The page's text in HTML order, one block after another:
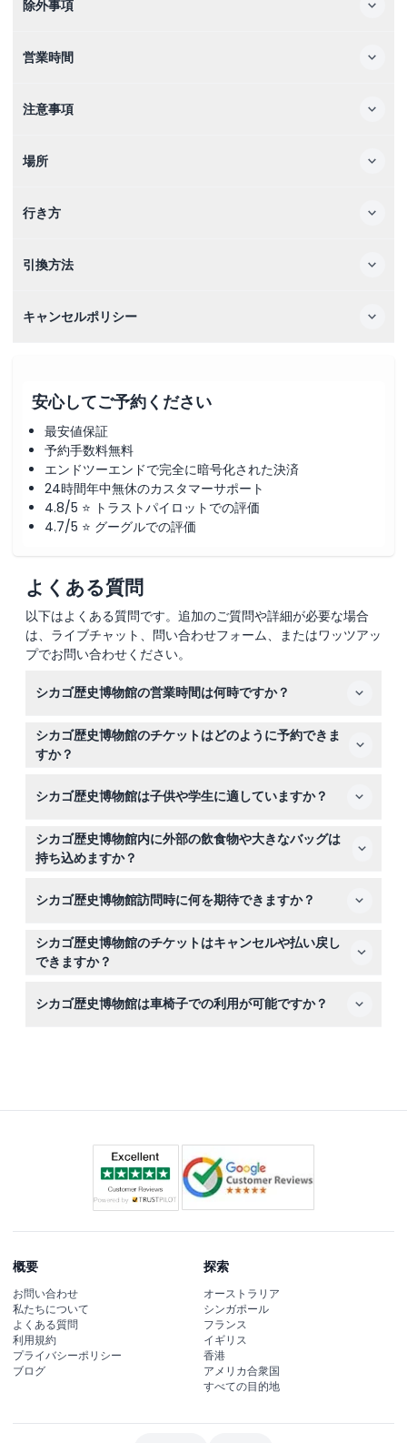
除外事項
営業時間
注意事項
場所
行き方
引換方法
キャンセルポリシー
安心してご予約ください
最安値保証
予約手数料無料
エンドツーエンドで完全に暗号化された決済
24時間年中無休のカスタマーサポート
4.8/5 ⭐ トラストパイロットでの評価
4.7/5 ⭐ グーグルでの評価
よくある質問
以下はよくある質問です。追加のご質問や詳細が必要な場合
は、ライブチャット、問い合わせフォーム、またはワッツアッ
プでお問い合わせください。
シカゴ歴史博物館の営業時間は何時ですか？
博物館は火曜日から土曜日の午前9時30分から午後4時30
分まで、日曜日は午後12時から午後5時まで開館していま
す。月曜日は特定の祝日を除き休館しています（変更の可
能性がありますので、ご予約時にご確認ください）。
シカゴ歴史博物館のチケットはどのように予約できま
すか？
中に希望の日付と時間を選択し、ご購入を完了してくださ
シカゴ歴史博物館は子供や学生に適していますか？
はい、0歳から12歳の子供は無料で入館でき、13歳から22
歳の学生は有効なIDを提示すれば学生チケットが利用でき
ます。博物館はあらゆる年齢の訪問者に楽しめる展示を提
供しています。
シカゴ歴史博物館内に外部の飲食物や大きなバッグは
持ち込めますか？
クパック、外部からの飲食物は博物館のギャラリー内に持
シカゴ歴史博物館訪問時に何を期待できますか？
シカゴの歴史を紹介するインタラクティブな展示を体験
し、希少な遺物を鑑賞し、無料のコートチェックサービス
を利用できます。なお、ガイドツアーや交通手段は含まれ
ていません。
シカゴ歴史博物館のチケットはキャンセルや払い戻し
できますか？
予約前に予定を確定してください。
シカゴ歴史博物館は車椅子での利用が可能ですか？
概要
お問い合わせ
私たちについて
よくある質問
利用規約
プライバシーポリシー
ブログ
探索
オーストラリア
シンガポール
フランス
イギリス
香港
アメリカ合衆国
すべての目的地